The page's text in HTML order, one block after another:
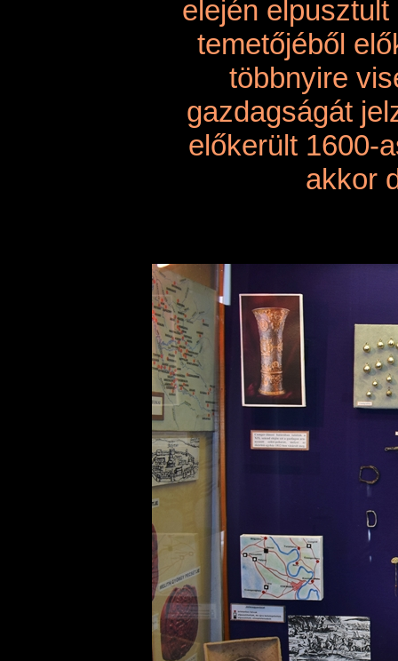
elején
temetőjéből
többnyire
gazdagságát
előkerült 1600-
akkor